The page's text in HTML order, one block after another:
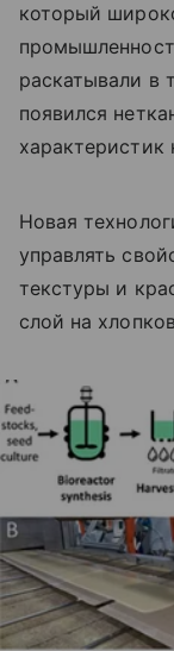
который
раскатывали в
появился
Новая
управлять
текстуры и
слой на